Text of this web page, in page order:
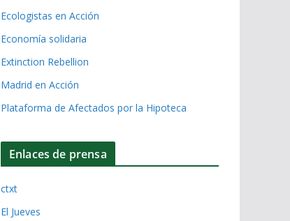
Ecologistas en Acción
Economía solidaria
Extinction Rebellion
Madrid en Acción
Plataforma de Afectados por la Hipoteca
Enlaces de prensa
ctxt
El Jueves